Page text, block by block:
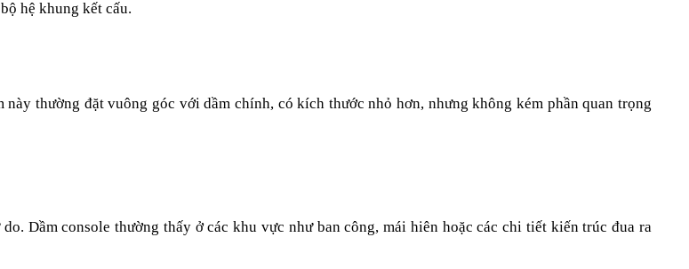
hệ khung kết cấu.
thường đặt vuông góc với dầm chính, có kích thước nhỏ hơn, nhưng không kém phần quan trọng
Dầm console thường thấy ở các khu vực như ban công, mái hiên hoặc các chi tiết kiến trúc đua ra